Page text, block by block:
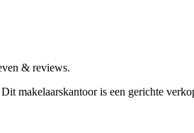
& reviews.
Dit makelaarskantoor is een gerichte